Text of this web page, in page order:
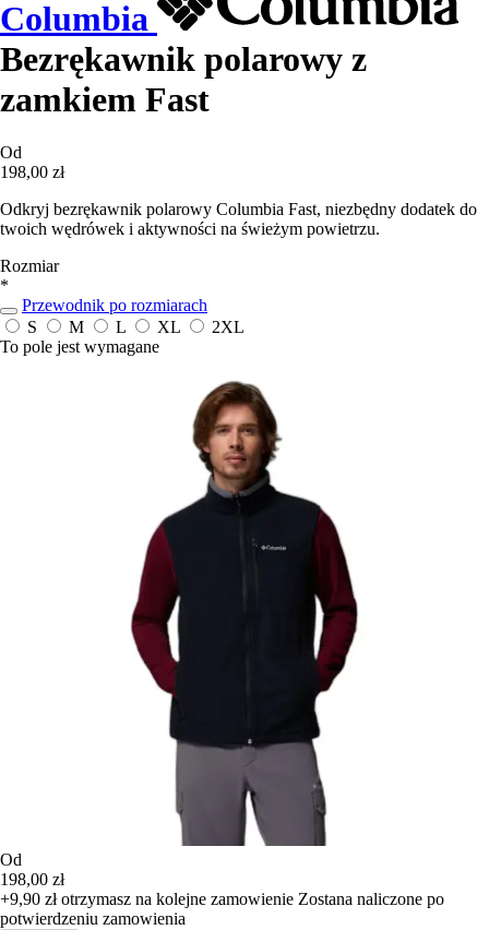
Columbia
Bezrękawnik polarowy z
zamkiem Fast
Od
198,00 zł
Odkryj bezrękawnik polarowy Columbia Fast, niezbędny dodatek do
twoich wędrówek i aktywności na świeżym powietrzu.
Rozmiar
*
Przewodnik po rozmiarach
S
M L XL
2XL
To pole jest wymagane
Od
198,00 zł
+9,90 złotrzymasz na kolejne zamowienie Zostana naliczone po
potwierdzeniu zamowienia